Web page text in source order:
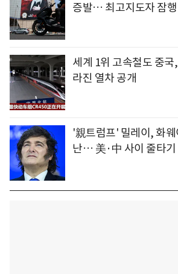
증발… 최고지도자 잠
세계 1위 고속철도 중
라진 열차 공개
'親트럼프' 밀레이, 화
난… 美·中 사이 줄타기